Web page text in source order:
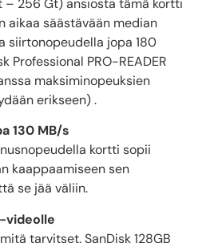
– 256 Gt) ansiosta tämä kortti
aikaa säästävään median
siirtonopeudella jopa 180
Professional PRO-READER
maksiminopeuksien
erikseen) .
130 MB/s
kortti sopii
kaappaamiseen sen
se jää väliin.
videolle
tarvitset. SanDisk 128GB